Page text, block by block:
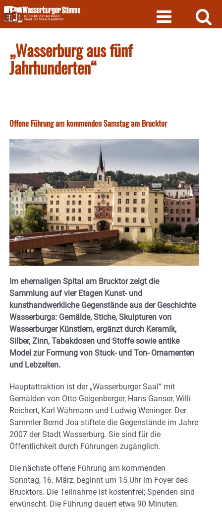
Skip
to
content
„Wasserburg aus fünf
Jahrhunderten“
Offene Führung am kommenden Samstag am Brucktor
Im ehemaligen Spital am Brucktor zeigt die
Sammlung auf vier Etagen Kunst- und
kunsthandwerkliche Gegenstände aus der Geschichte
Wasserburgs: Gemälde, Stiche, Skulpturen von
Wasserburger Künstlern, ergänzt durch Keramik,
Silber, Zinn, Tabakdosen und Stoffe sowie antike
Model zur Formung von Stuck- und Ton- Ornamenten
und Lebzelten.
Hauptattraktion ist der „Wasserburger Saal“ mit
Gemälden von Otto Geigenberger, Hans Ganser, Willi
Reichert, Karl Wähmann und Ludwig Weninger. Der
Sammler Bernd Joa stiftete die Gegenstände im Jahre
2007 der Stadt Wasserburg. Sie sind für die
Öffentlichkeit durch Führungen zugänglich.
Die nächste offene Führung am kommenden
Sonntag, 16. März, beginnt um 15 Uhr im Foyer des
Brucktors. Die Teilnahme ist kostenfrei; Spenden sind
erwünscht. Die Führung dauert etwa 90 Minuten.